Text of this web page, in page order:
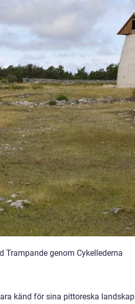
Trampande genom Cykellederna
känd för sina pittoreska